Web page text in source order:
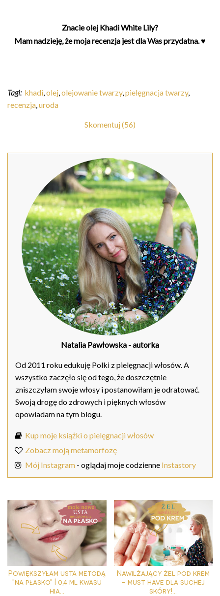
Znacie olej Khadi White Lily?
Mam nadzieję, że moja recenzja jest dla Was przydatna. ♥
Tagi: khadi,olej,olejowanie twarzy,pielęgnacja twarzy,
recenzja,uroda
Skomentuj (56)
Natalia Pawłowska - autorka
Od 2011 roku edukuję Polki z pielęgnacji włosów. A
wszystko zaczęło się od tego, że doszczętnie
zniszczyłam swoje włosy i postanowiłam je odratować.
Swoją drogę do zdrowych i pięknych włosów
opowiadam na tym blogu.
Kup moje książki o pielęgnacji włosów
Zobacz moją metamorfozę
Mój Instagram - oglądaj moje codzienne Instastory
Powiększyłam usta metodą
"na płasko" | 0,4 ml kwasu
hia...
Nawilżający żel pod krem
- must have dla suchej
skóry!...